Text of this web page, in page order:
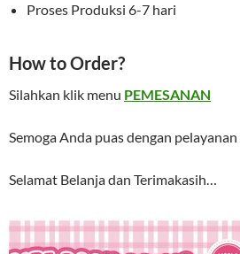
Proses Produksi 6-7 hari
How to Order?
Silahkan klik menu PEMESANAN
Semoga Anda puas dengan
Selamat Belanja dan Terimakasih…